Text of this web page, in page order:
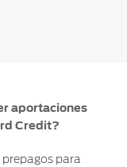
aportaciones
Credit?
para